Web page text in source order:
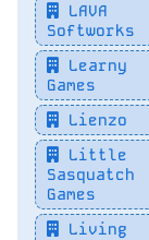
LAVA
Softworks
Learny
Games
Lienzo
Little
Sasquatch
Games
Living